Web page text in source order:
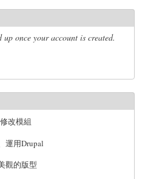
once your account is created.
改模組
運用Drupal
觀的版型